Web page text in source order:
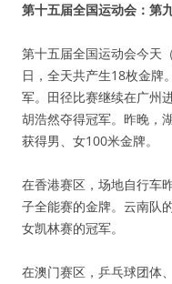
第十五届全国运动会：第
第十五届全国运动会今天
日，全天共产生18枚金牌
军。田径比赛继续在广州
胡浩然夺得冠军。昨晚，
获得男、女100米金牌。
在香港赛区，场地自行车
子全能赛的金牌。云南队
女凯林赛的冠军。
在澳门赛区，乒乓球团体